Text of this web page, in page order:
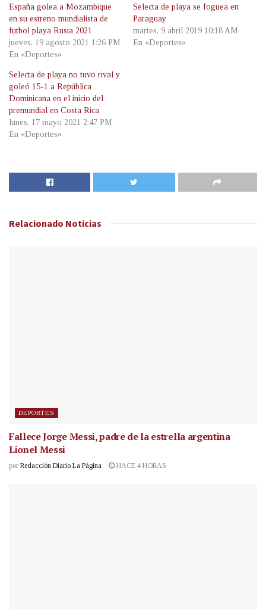
España golea a Mozambique
en su estreno mundialista de
futbol playa Rusia 2021
jueves, 19 agosto 2021 1:26 PM
En «Deportes»
Selecta de playa se foguea en
Paraguay
martes, 9 abril 2019 10:18 AM
En «Deportes»
Selecta de playa no tuvo rival y
goleó 15-1 a República
Dominicana en el inicio del
premundial en Costa Rica
lunes, 17 mayo 2021 2:47 PM
En «Deportes»
Relacionado Noticias
DEPORTES
Fallece Jorge Messi, padre de la estrella argentina
Lionel Messi
por Redacción Diario La Página HACE 4 HORAS